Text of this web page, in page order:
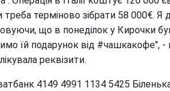
треба терміново зібрати 58 000€.
що в понеділок у Кирочки
їй подарунок від #чашкакофе", -
реквізити.
4149 4991 1134 5425